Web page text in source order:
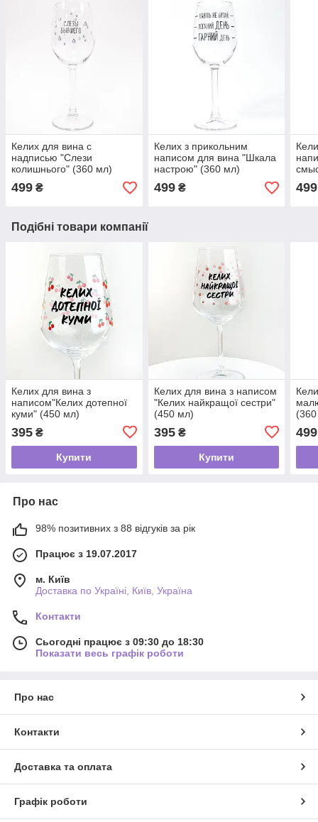
Келих для вина с
надписью "Слези
колишнього" (360 мл)
499 ₴
Келих з прикольним
написом для вина "Шкала
настрою" (360 мл)
499₴ 499
Подібні товари компанії
Келих для вина з
написом"Келих дотепної
куми" (450 мл)
395 ₴
Купити
Келих для вина з написом
"Келих найкращої сестри"
(450 мл)
395₴
Купити
499
Про нас
98% позитивних з 88 відгуків за рік
Працює з 19.07.2017
м. Київ
Доставка по Україні, Київ, Україна
Контакти
Сьогодні працює з 09:30 до 18:30
Показати весь графік роботи
Про нас
Контакти
Доставка та оплата
Графік роботи